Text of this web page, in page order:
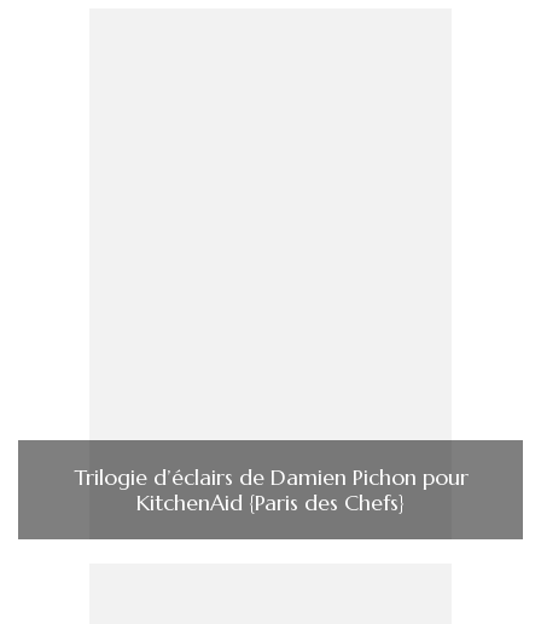
Trilogie d’éclairs de Damien Pichon pour
KitchenAid {Paris des Chefs}